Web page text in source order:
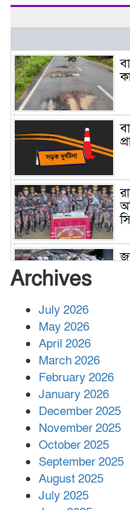
Archives
July 2026
May 2026
April 2026
March 2026
February 2026
January 2026
December 2025
November 2025
October 2025
September 2025
August 2025
July 2025